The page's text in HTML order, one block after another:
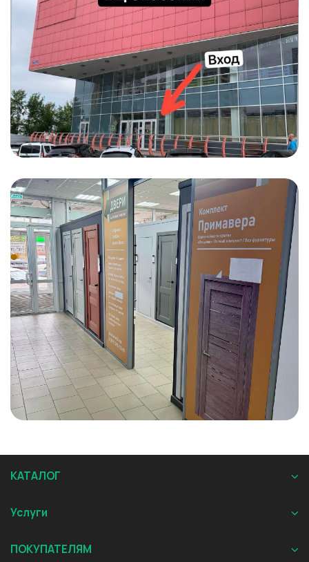
КАТАЛОГ
Услуги
ПОКУПАТЕЛЯМ